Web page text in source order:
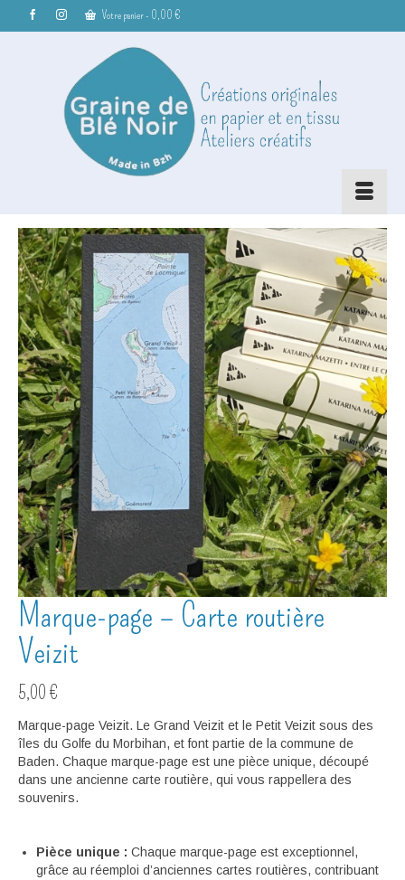
Votre panier- 0,00 €
Marque-page – Carte routière
Veizit
5,00 €
Marque-page Veizit. Le Grand Veizit et le Petit Veizit sous des
îles du Golfe du Morbihan, et font partie de la commune de
Baden. Chaque marque-page est une pièce unique, découpé
dans une ancienne carte routière, qui vous rappellera des
souvenirs.
Pièce unique : Chaque marque-page est exceptionnel,
grâce au réemploi d’anciennes cartes routières, contribuant